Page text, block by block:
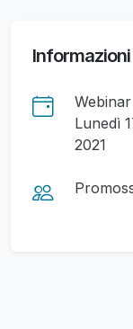
Informazioni
Lunedì
2021